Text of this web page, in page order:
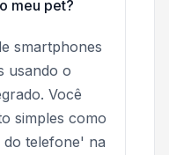
meu pet?
smartphones
usando o
Você
simples como
do telefone' na